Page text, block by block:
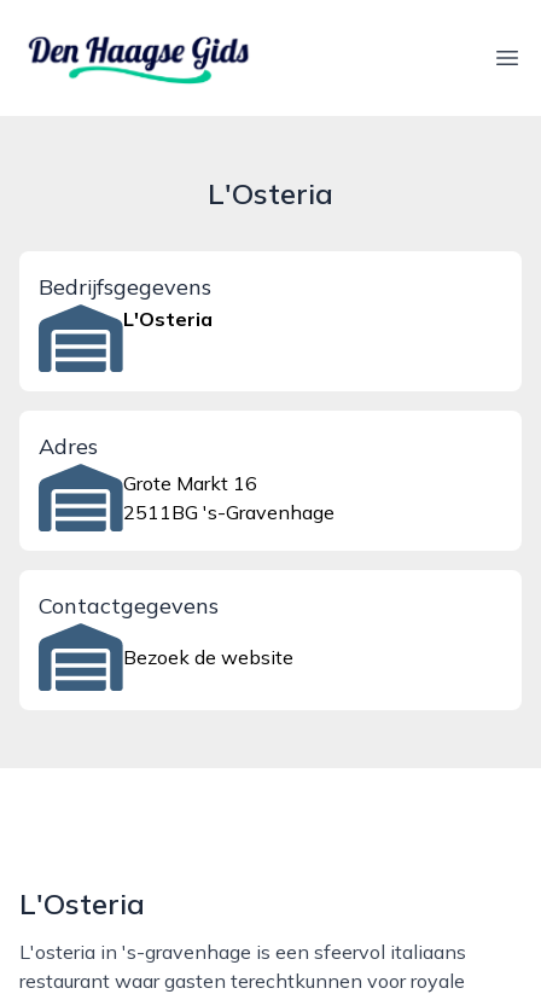
denhaagsegids.nl
L'Osteria
Bedrijfsgegevens
L'Osteria
Adres
Grote Markt 16
2511BG 's-Gravenhage
Contactgegevens
Bezoek de website
L'Osteria
L'osteria in 's-gravenhage is een sfeervol italiaans
restaurant waar gasten terechtkunnen voor royale